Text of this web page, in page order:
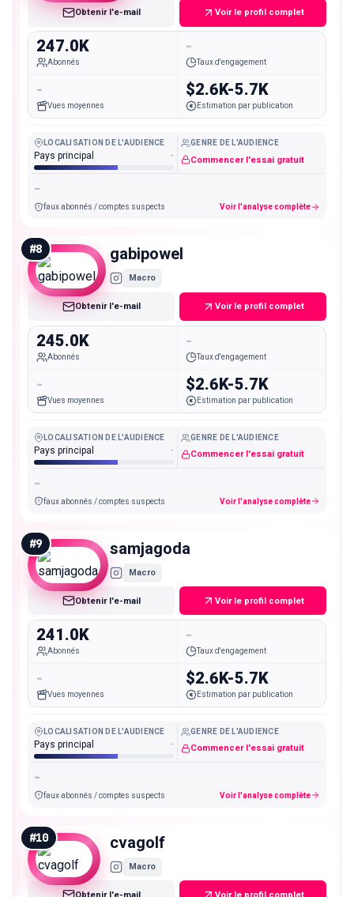
Obtenir l'e-mail Voir le profil complet
247.0K
Abonnés
-
Taux d'engagement
-
Vues moyennes
$2.6K-5.7K
Estimation par publication
LOCALISATION DE L'AUDIENCE
Pays principal -
GENRE DE L'AUDIENCE
Commencer l'essai gratuit
-
faux abonnés / comptes suspects Voir l'analyse complète
#8 gabipowel
Macro
Obtenir l'e-mail Voir le profil complet
245.0K
Abonnés
-
Taux d'engagement
-
Vues moyennes
$2.6K-5.7K
Estimation par publication
LOCALISATION DE L'AUDIENCE
Pays principal -
GENRE DE L'AUDIENCE
Commencer l'essai gratuit
-
faux abonnés / comptes suspects Voir l'analyse complète
#9 samjagoda
Macro
Obtenir l'e-mail Voir le profil complet
241.0K
Abonnés
-
Taux d'engagement
-
Vues moyennes
$2.6K-5.7K
Estimation par publication
LOCALISATION DE L'AUDIENCE
Pays principal -
GENRE DE L'AUDIENCE
Commencer l'essai gratuit
-
faux abonnés / comptes suspects Voir l'analyse complète
#10 cvagolf
Macro
Obtenir l'e-mail Voir le profil complet